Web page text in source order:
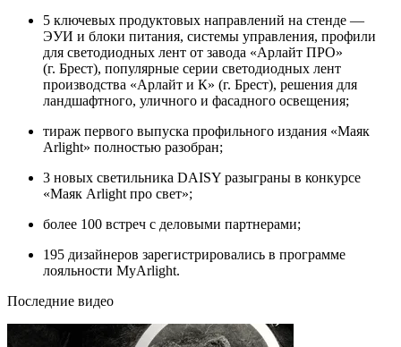
5 ключевых продуктовых направлений на стенде —
ЭУИ и блоки питания, системы управления, профили
для светодиодных лент от завода «Арлайт ПРО»
(г. Брест), популярные серии светодиодных лент
производства «Арлайт и К» (г. Брест), решения для
ландшафтного, уличного и фасадного освещения;
тираж первого выпуска профильного издания «Маяк
Arlight» полностью разобран;
3 новых светильника DAISY разыграны в конкурсе
«Маяк Arlight про свет»;
более 100 встреч с деловыми партнерами;
195 дизайнеров зарегистрировались в программе
лояльности MyArlight.
Последние видео